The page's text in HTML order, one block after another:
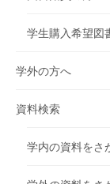
学生購入希望図
学外の方へ
資料検索
学内の資料をさ